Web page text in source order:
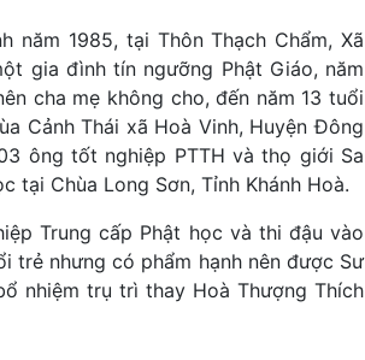
năm 1985, tại Thôn Thạch Chẩm, Xã
gia đình tín ngưỡng Phật Giáo, năm
cha mẹ không cho, đến năm 13 tuổi
Cảnh Thái xã Hoà Vinh, Huyện Đông
ông tốt nghiệp PTTH và thọ giới Sa
tại Chùa Long Sơn, Tỉnh Khánh Hoà.
Trung cấp Phật học và thi đậu vào
trẻ nhưng có phẩm hạnh nên được Sư
nhiệm trụ trì thay Hoà Thượng Thích